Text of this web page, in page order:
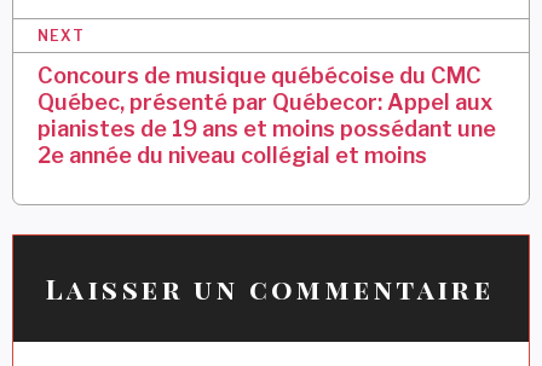
i
g
e
NEXT
Concours de musique québécoise du CMC
Québec, présenté par Québecor: Appel aux
pianistes de 19 ans et moins possédant une
2e année du niveau collégial et moins
Laisser un commentaire